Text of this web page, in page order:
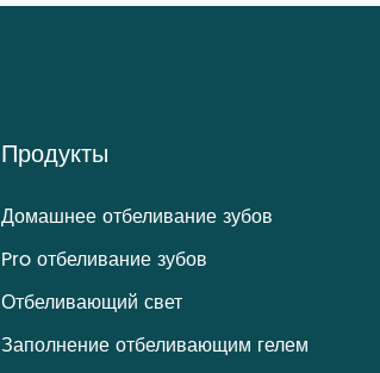
Продукты
Домашнее отбеливание зубов
Pro отбеливание зубов
Отбеливающий свет
Заполнение отбеливающим гелем